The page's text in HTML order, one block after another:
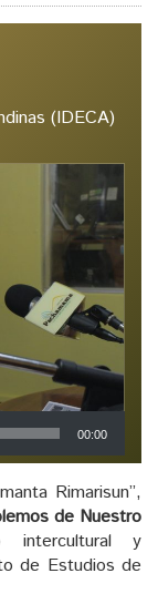
(IDECA)
00:00
Rimarisun”,
de Nuestro
y
de Estudios de